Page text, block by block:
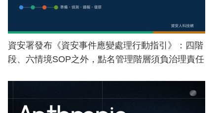
資安署發布《資安事件應變處理行動指引》：四階
段、六情境SOP之外，點名管理階層須負治理責任